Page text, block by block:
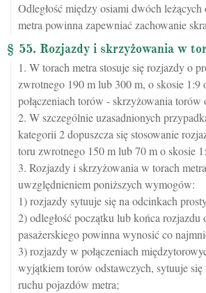
Odległość między osiami dwóch
metra powinna zapewniać zachowanie
§ 55. Rozjazdy i skrzyżowania w
1. W torach metra stosuje się rozjazdy o
zwrotnego 190 m lub 300 m, o skosie 1:9
połączeniach torów - skrzyżowania torów
2. W szczególnie uzasadnionych
kategorii 2 dopuszcza się stosowanie
toru zwrotnego 150 m lub 70 m o skosie
3. Rozjazdy i skrzyżowania w torach
uwzględnieniem poniższych wymogów:
1) rozjazdy sytuuje się na odcinkach
2) odległość początku lub końca rozjazdu
pasażerskiego powinna wynosić co
3) rozjazdy w połączeniach
wyjątkiem torów odstawczych, sytuuje
ruchu pojazdów metra;